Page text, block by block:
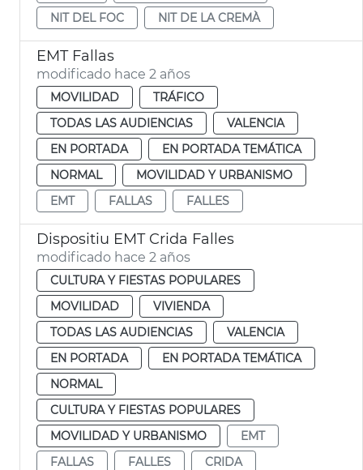
NIT DEL FOC
NIT DE LA CREMÀ
EMT Fallas
modificado hace 2 años
MOVILIDAD
TRÁFICO
TODAS LAS AUDIENCIAS
VALENCIA
EN PORTADA
EN PORTADA TEMÁTICA
NORMAL
MOVILIDAD Y URBANISMO
EMT
FALLAS FALLES
Dispositiu EMT Crida Falles
modificado hace 2 años
CULTURA Y FIESTAS POPULARES
MOVILIDAD
VIVIENDA
TODAS LAS AUDIENCIAS
VALENCIA
EN PORTADA
EN PORTADA TEMÁTICA
NORMAL
CULTURA Y FIESTAS POPULARES
MOVILIDAD Y URBANISMO
EMT
FALLAS
FALLES CRIDA